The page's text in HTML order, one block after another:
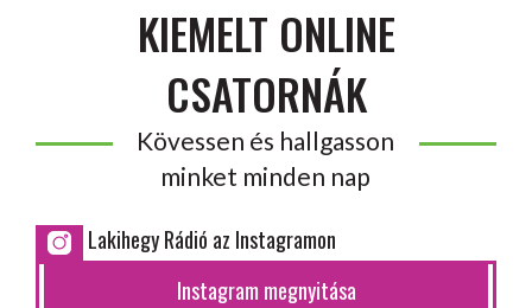
KIEMELT ONLINE
CSATORNÁK
Kövessen és hallgasson
minket minden nap
Lakihegy Rádió az Instagramon
Instagram megnyitása